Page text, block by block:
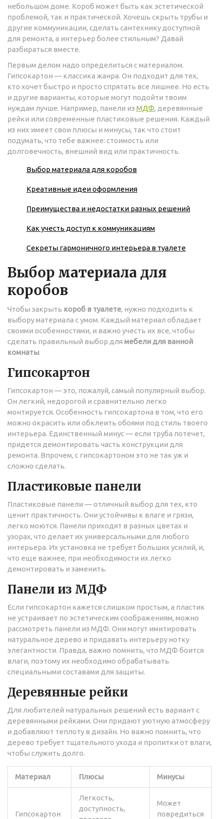
небольшом доме. Короб может быть как эстетической
проблемой, так и практической. Хочешь скрыть трубы и
другие коммуникации, сделать сантехнику доступной
для ремонта, а интерьер более стильным? Давай
разбираться вместе.
Первым делом надо определиться с материалом.
Гипсокартон — классика жанра. Он подходит для тех,
кто хочет быстро и просто спрятать все лишнее. Но есть
и другие варианты, которые могут подойти твоим
нуждам лучше. Например, панели из МДФ, деревянные
рейки или современные пластиковые решения. Каждый
из них имеет свои плюсы и минусы, так что стоит
подумать, что тебе важнее: стоимость или
долговечность, внешний вид или практичность.
Выбор материала для коробов
Креативные идеи оформления
Преимущества и недостатки разных решений
Как учесть доступ к коммуникациям
Секреты гармоничного интерьера в туалете
Выбор материала для
коробов
Чтобы закрыть короб в туалете, нужно подходить к
выбору материала с умом. Каждый материал обладает
своими особенностями, и важно учесть их все, чтобы
сделать правильный выбор для мебели для ванной
комнаты.
Гипсокартон
Гипсокартон — это, пожалуй, самый популярный выбор.
Он легкий, недорогой и сравнительно легко
монтируется. Особенность гипсокартона в том, что его
можно окрасить или обклеить обоями под стиль твоего
интерьера. Единственный минус — если труба потечет,
придется демонтировать часть конструкции для
ремонта. Впрочем, с гипсокартоном это не так уж и
сложно сделать.
Пластиковые панели
Пластиковые панели — отличный выбор для тех, кто
ценит практичность. Они устойчивы к влаге и грязи,
легко моются. Панели приходят в разных цветах и
узорах, что делает их универсальными для любого
интерьера. Их установка не требует больших усилий, и,
что еще важнее, при необходимости их легко
демонтировать и заменить.
Панели из МДФ
Если гипсокартон кажется слишком простым, а пластик
не устраивает по эстетическим соображениям, можно
рассмотреть панели из МДФ. Они могут имитировать
натуральное дерево и придавать интерьеру нотку
элегантности. Правда, важно помнить, что МДФ боится
влаги, поэтому их необходимо обрабатывать
специальными составами для защиты.
Деревянные рейки
Для любителей натуральных решений есть вариант с
деревянными рейками. Они придают уютную атмосферу
и добавляют теплоту в дизайн. Но важно помнить, что
дерево требует тщательного ухода и пропитки от влаги,
чтобы служить долго.
Материал Плюсы Минусы
Гипсокартон
Легкость,
доступность,
Может
повредиться